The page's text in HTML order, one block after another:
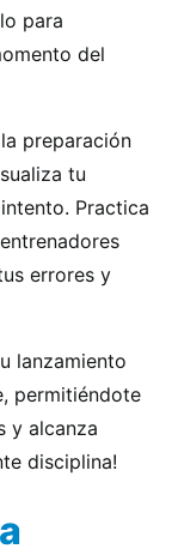
para
del
preparación
tu
Practica
errores y
lanzamiento
permitiéndote
y alcanza
disciplina!